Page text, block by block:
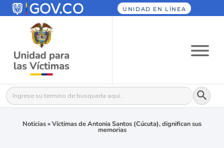
UNIDAD EN LÍNEA
Buscar: Botón
Noticias»Víctimas de Antonia Santos (Cúcuta), dignifican sus
memorias